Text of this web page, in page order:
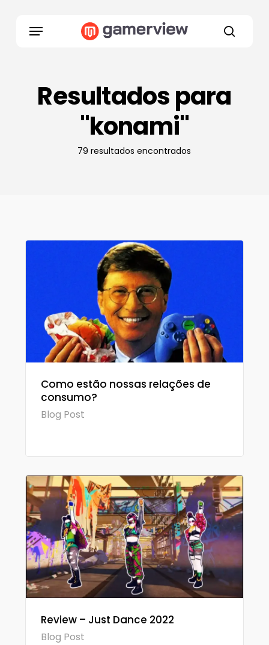
Menu
Resultados para
"konami"
79 resultados encontrados
Como estão nossas relações de
consumo?
Blog Post
Review – Just Dance 2022
Blog Post